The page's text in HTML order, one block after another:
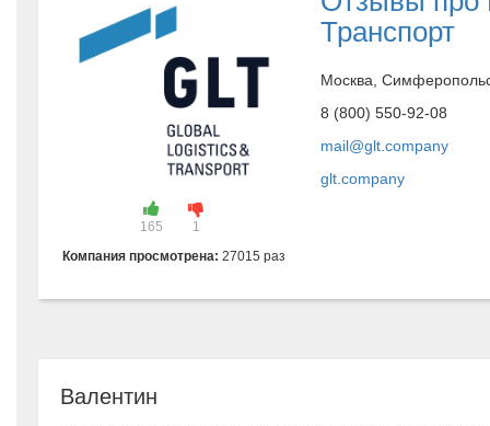
165
1
Компания просмотрена:27015 раз
Транспорт
Москва,
8 (800) 550-92-08
mail@glt.company
glt.company
Валентин